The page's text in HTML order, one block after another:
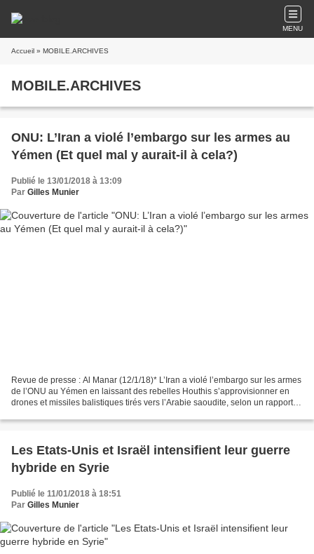
MENU
Accueil » MOBILE.ARCHIVES
MOBILE.ARCHIVES
ONU: L’Iran a violé l’embargo sur les armes au
Yémen (Et quel mal y aurait-il à cela?)
Publié le 13/01/2018 à 13:09
Par Gilles Munier
Revue de presse : Al Manar (12/1/18)* L’Iran a violé l’embargo sur les armes
de l’ONU au Yémen en laissant des rebelles Houthis s’approvisionner en
drones et missiles balistiques tirés vers l’Arabie saoudite, selon un rapport
Les Etats-Unis et Israël intensifient leur guerre
hybride en Syrie
Publié le 11/01/2018 à 18:51
Par Gilles Munier